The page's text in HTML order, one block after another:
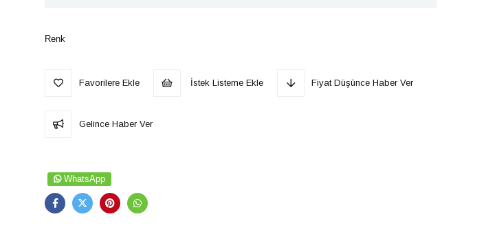
Renk
Favorilere Ekle İstek Listeme Ekle Fiyat Düşünce Haber Ver
Gelince Haber Ver
WhatsApp